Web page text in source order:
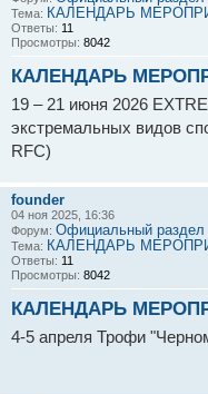
Тема: КАЛЕНДАРЬ
Ответы: 11
Просмотры: 8042
КАЛЕНДАРЬ
19 – 21 июня 2026
экстремальных видов
RFC)
founder
04 ноя 2025, 16:36
Форум: Официальный раздел
Тема: КАЛЕНДАРЬ
Ответы: 11
Просмотры: 8042
КАЛЕНДАРЬ
4-5 апреля Трофи